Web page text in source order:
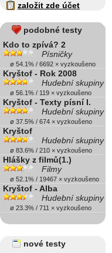
založit zde účet
podobné testy
Kdo to zpívá? 2
Písničky
ø 54.1% / 6692 × vyzkoušeno
Kryštof - Rok 2008
Hudební skupiny
ø 56.1% / 119 × vyzkoušeno
Kryštof - Texty písní I.
Hudební skupiny
ø 37.5% / 674 × vyzkoušeno
Kryštof
Hudební skupiny
ø 83.6% / 210 × vyzkoušeno
Hlášky z filmů(1.)
Filmy
ø 52.1% / 19467 × vyzkoušeno
Kryštof - Alba
Hudební skupiny
ø 23.3% / 711 × vyzkoušeno
nové testy